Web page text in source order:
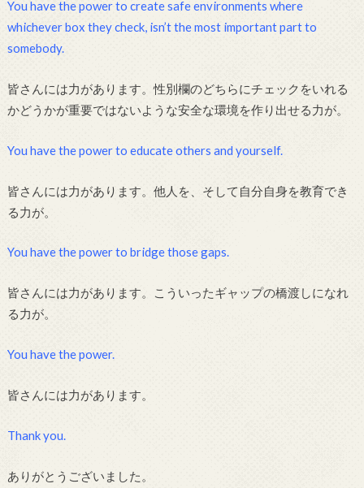
You have the power to create safe environments where
whichever box they check, isn’t the most important part to
somebody.
皆さんには力があります。性別欄のどちらにチェックをいれる
かどうかが重要ではないような安全な環境を作り出せる力が。
You have the power to educate others and yourself.
皆さんには力があります。他人を、そして自分自身を教育でき
る力が。
You have the power to bridge those gaps.
皆さんには力があります。こういったギャップの橋渡しになれ
る力が。
You have the power.
皆さんには力があります。
Thank you.
ありがとうございました。